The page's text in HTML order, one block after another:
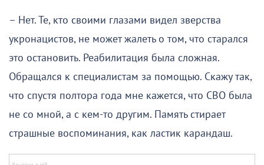
– Нет. Те, кто своими глазами видел зверства
укронацистов, не может жалеть о том, что старался
это остановить. Реабилитация была сложная.
Обращался к специалистам за помощью. Скажу так,
что спустя полтора года мне кажется, что СВО была
не со мной, а с кем-то другим. Память стирает
страшные воспоминания, как ластик карандаш.